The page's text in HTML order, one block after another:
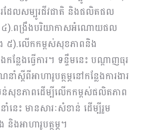
រដែលសម្បូរជីវជាតិ និងផលិតផល
៤).ពង្រឹងបរិយាកាសអំណោយផល
ង ៥).លើកកម្ពស់សុខភាពនិង
លែងធ្វើការ។ ទន្ទឹមនេះ បណ្តាញធុរ
ស្តីពីអាហារូបត្ថម្ភនៅកន្លែងការងារ
ន់សុខភាពដើម្បីលើកកម្ពស់ផលិតភាព
នេះ មានសារៈសំខាន់ ដើម្បីរួម
អាហារូបត្ថម្ភ។